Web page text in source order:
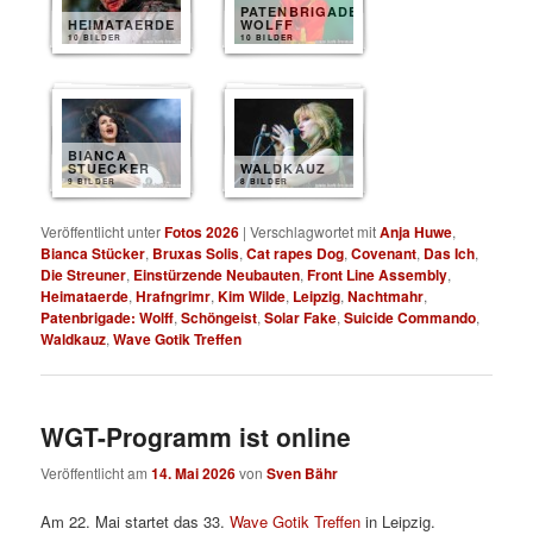
HEIMATAERDE
10 BILDER
PATENBRIGADE
WOLFF
10 BILDER
BIANCA
STUECKER
9 BILDER
WALDKAUZ
8 BILDER
Veröffentlicht unterFotos 2026 |Verschlagwortet mitAnja Huwe,
Bianca Stücker, Bruxas Solis,Cat rapes Dog,Covenant, Das Ich,
Die Streuner, Einstürzende Neubauten,Front Line Assembly,
Heimataerde,Hrafngrimr,Kim Wilde, Leipzig,Nachtmahr,
Patenbrigade: Wolff,Schöngeist,Solar Fake,Suicide Commando,
Waldkauz,Wave Gotik Treffen
WGT-Programm ist online
Veröffentlicht am14. Mai 2026vonSven Bähr
Am 22. Mai startet das 33.Wave Gotik Treffen in Leipzig.